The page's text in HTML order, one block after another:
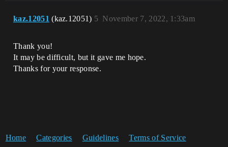
kaz.12051 (kaz.12051) November 7, 2022, 1:33am
5
Thank you!
It may be difficult, but it gave me hope.
Thanks for your response.
Home Categories Guidelines Terms of Service